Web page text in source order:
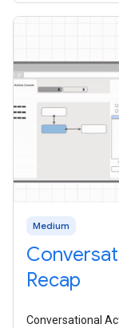
Medium
Recap
Conversational